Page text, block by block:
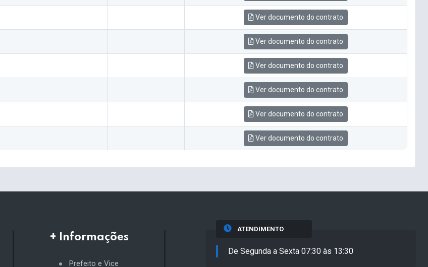
Ver documento do contrato
Ver documento do contrato
Ver documento do contrato
Ver documento do contrato
Ver documento do contrato
Ver documento do contrato
+ Informações
Prefeito e Vice
ATENDIMENTO
De Segunda a Sexta 07:30 às 13:30